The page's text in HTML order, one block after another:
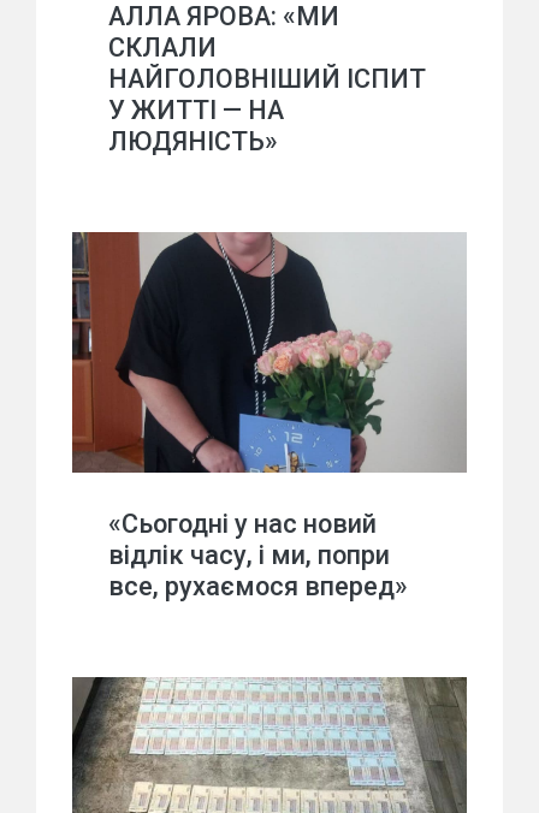
АЛЛА ЯРОВА: «МИ
СКЛАЛИ
НАЙГОЛОВНІШИЙ ІСПИТ
У ЖИТТІ — НА
ЛЮДЯНІСТЬ»
«Сьогодні у нас новий
відлік часу, і ми, попри
все, рухаємося вперед»